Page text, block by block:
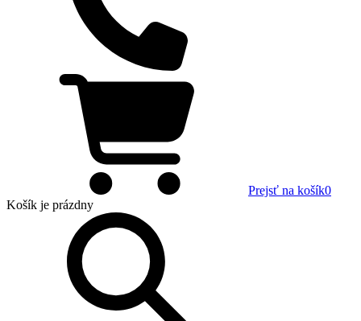
Prejsť na košík0
Košík je prázdny